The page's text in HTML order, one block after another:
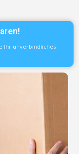
Ihr unverbindliches